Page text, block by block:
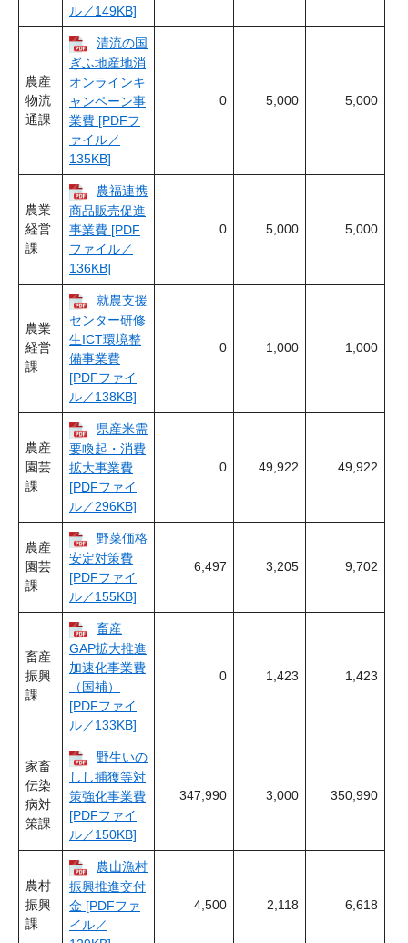
ル／149KB]
農産
物流
通課
清流の国
ぎふ地産地消
オンラインキ
ャンペーン事
業費 [PDFフ
ァイル／
135KB]
0 5,000 5,000
農業
経営
課
農福連携
商品販売促進
事業費 [PDF
ファイル／
136KB]
0 5,000 5,000
農業
経営
課
就農支援
センター研修
生ICT環境整
備事業費
[PDFファイ
ル／138KB]
0 1,000 1,000
農産
園芸
課
県産米需
要喚起・消費
拡大事業費
[PDFファイ
ル／296KB]
0 49,922 49,922
農産
園芸
課
野菜価格
安定対策費
[PDFファイ
ル／155KB]
6,497 3,205 9,702
畜産
振興
課
畜産
GAP拡大推進
加速化事業費
（国補）
[PDFファイ
ル／133KB]
0 1,423 1,423
家畜
伝染
病対
策課
野生いの
しし捕獲等対
策強化事業費
[PDFファイ
ル／150KB]
347,990 3,000 350,990
農村
振興
課
農山漁村
振興推進交付
金 [PDFファ
イル／
4,500 2,118 6,618